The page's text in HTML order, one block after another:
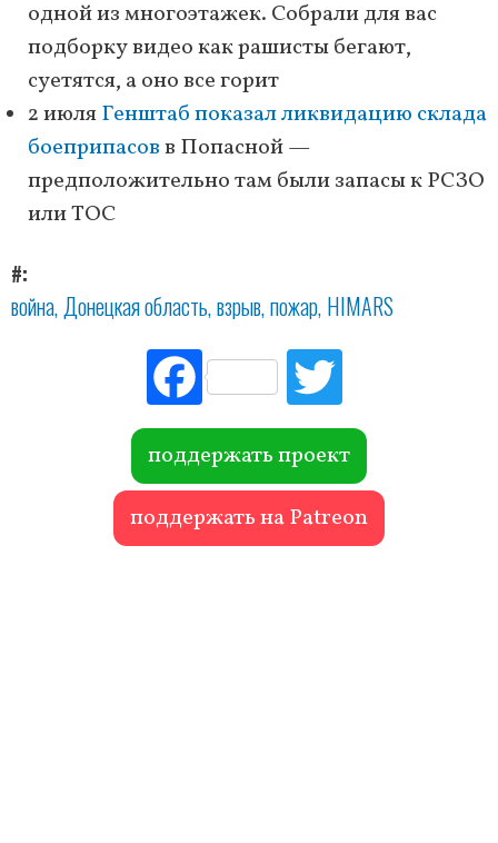
одной из многоэтажек. Собрали для вас
подборку видео как рашисты бегают,
суетятся, а оно все горит
2 июляГенштаб показал ликвидацию склада
боеприпасовв Попасной —
предположительно там были запасы к РСЗО
или ТОС
#
война Донецкая область взрыв пожар HIMARS
Fac
ebo
ok r
поддержать проект
поддержать на Patreon